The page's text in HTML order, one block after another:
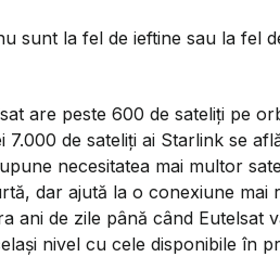
sunt la fel de ieftine sau la fel
are peste 600 de sateliți pe
7.000 de sateliți ai Starlink se
necesitatea mai multor
dar ajută la o conexiune mai
ani de zile până când Eutelsat
nivel cu cele disponibile în